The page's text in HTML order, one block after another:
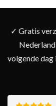
✓ Gratis
Nederland
volgende dag